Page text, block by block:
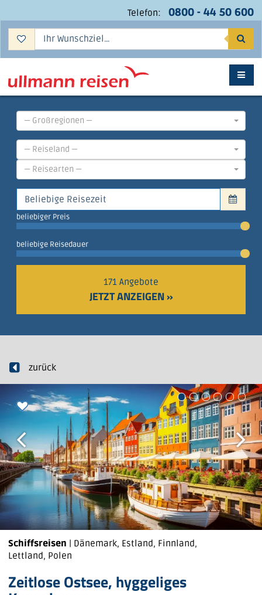
Telefon: 0800 - 44 50 600
— Großregionen —
— Reiseland —
— Reisearten —
beliebiger Preis
beliebige Reisedauer
171 Angebote
JETZT ANZEIGEN »
zurück
Schiffsreisen | Dänemark, Estland, Finnland,
Lettland, Polen
Zeitlose Ostsee, hyggeliges